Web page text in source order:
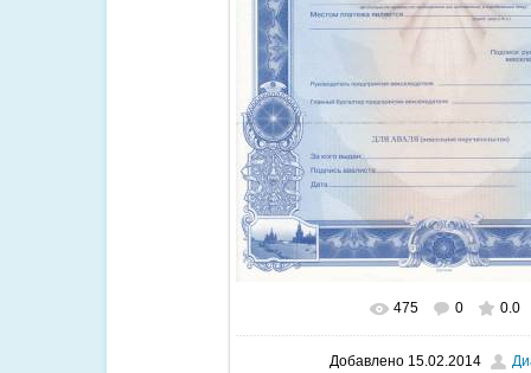
В реальном размере
475 0 0.0
Добавлено 15.02.2014